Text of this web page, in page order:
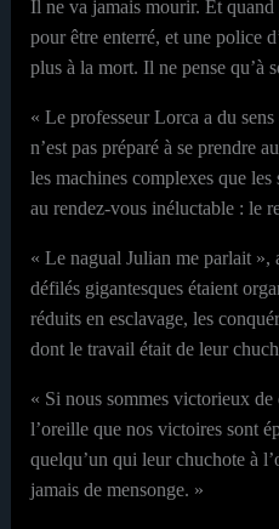
Il ne va jamais mourir. Et quand
pour être enterré, et une police
plus à la mort. Il ne pense qu’à
« Le professeur Lorca a du
n’est pas préparé à se prendre
les machines complexes que
au rendez-vous inéluctable : le
« Le nagual Julian me parlait
défilés gigantesques étaient
réduits en esclavage, les
dont le travail était de leur
« Si nous sommes victorieux
l’oreille que nos victoires sont
quelqu’un qui leur chuchote à
jamais de mensonge. »